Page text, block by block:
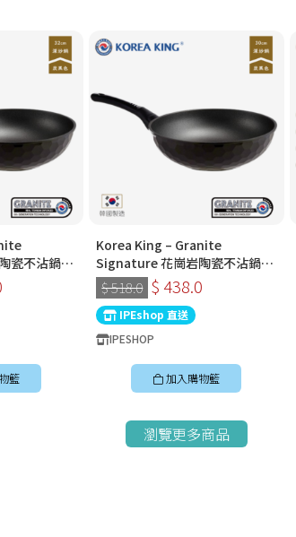
瓷不沾鍋〡
黑色〡韓
籃
Korea King – Granite
Signature 花崗岩陶瓷不沾鍋〡
30cm深炒鍋 〡經典炭黑色〡韓
國製易潔鑊
$ 518.0 $ 438.0
IPEshop 直送
IPESHOP
加入購物籃
瀏覽更多商品